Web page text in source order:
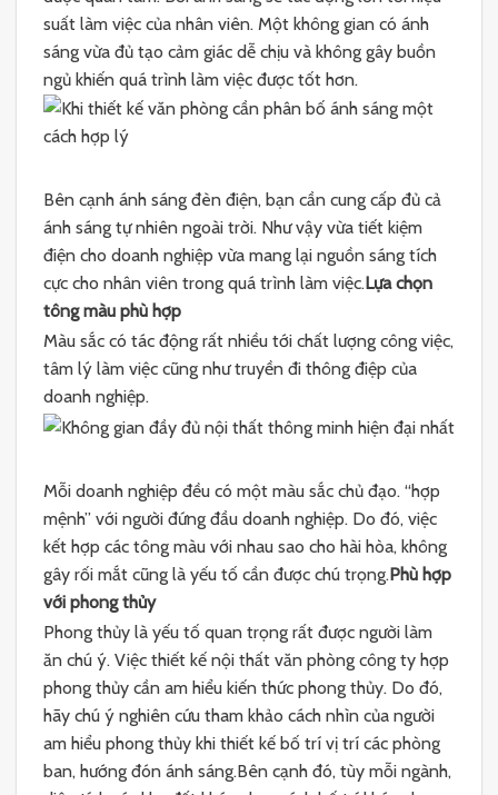
suất làm việc của nhân viên. Một không gian có ánh
sáng vừa đủ tạo cảm giác dễ chịu và không gây buồn
ngủ khiến quá trình làm việc được tốt hơn.
Bên cạnh ánh sáng đèn điện, bạn cần cung cấp đủ cả
ánh sáng tự nhiên ngoài trời. Như vậy vừa tiết kiệm
điện cho doanh nghiệp vừa mang lại nguồn sáng tích
cực cho nhân viên trong quá trình làm việc.Lựa chọn
tông màu phù hợp
Màu sắc có tác động rất nhiều tới chất lượng công việc,
tâm lý làm việc cũng như truyền đi thông điệp của
doanh nghiệp.
Mỗi doanh nghiệp đều có một màu sắc chủ đạo. “hợp
mệnh” với người đứng đầu doanh nghiệp. Do đó, việc
kết hợp các tông màu với nhau sao cho hài hòa, không
gây rối mắt cũng là yếu tố cần được chú trọng.Phù hợp
với phong thủy
Phong thủy là yếu tố quan trọng rất được người làm
ăn chú ý. Việc thiết kế nội thất văn phòng công ty hợp
phong thủy cần am hiểu kiến thức phong thủy. Do đó,
hãy chú ý nghiên cứu tham khảo cách nhìn của người
am hiểu phong thủy khi thiết kế bố trí vị trí các phòng
ban, hướng đón ánh sáng.Bên cạnh đó, tùy mỗi ngành,